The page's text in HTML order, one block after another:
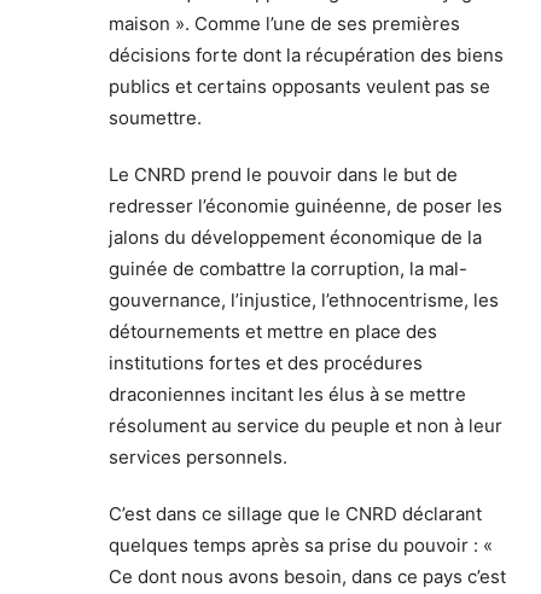
maison ». Comme l’une de ses premières
décisions forte dont la récupération des biens
publics et certains opposants veulent pas se
soumettre.
Le CNRD prend le pouvoir dans le but de
redresser l’économie guinéenne, de poser les
jalons du développement économique de la
guinée de combattre la corruption, la mal-
gouvernance, l’injustice, l’ethnocentrisme, les
détournements et mettre en place des
institutions fortes et des procédures
draconiennes incitant les élus à se mettre
résolument au service du peuple et non à leur
services personnels.
C’est dans ce sillage que le CNRD déclarant
quelques temps après sa prise du pouvoir : «
Ce dont nous avons besoin, dans ce pays c’est